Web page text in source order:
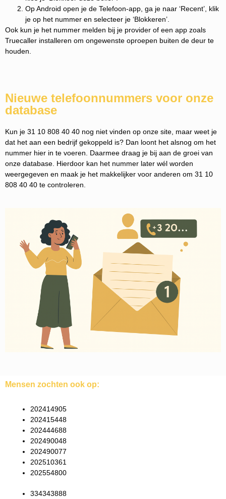
Op Android open je de Telefoon-app, ga je naar ‘Recent’, klik
je op het nummer en selecteer je ‘Blokkeren’.
Ook kun je het nummer melden bij je provider of een app zoals
Truecaller installeren om ongewenste oproepen buiten de deur te
houden.
Nieuwe telefoonnummers voor onze
database
Kun je 31 10 808 40 40 nog niet vinden op onze site, maar weet je
dat het aan een bedrijf gekoppeld is? Dan loont het alsnog om het
nummer hier in te voeren. Daarmee draag je bij aan de groei van
onze database. Hierdoor kan het nummer later wél worden
weergegeven en maak je het makkelijker voor anderen om 31 10
808 40 40 te controleren.
Mensen zochten ook op:
202414905
202415448
202444688
202490048
202490077
202510361
202554800
334343888